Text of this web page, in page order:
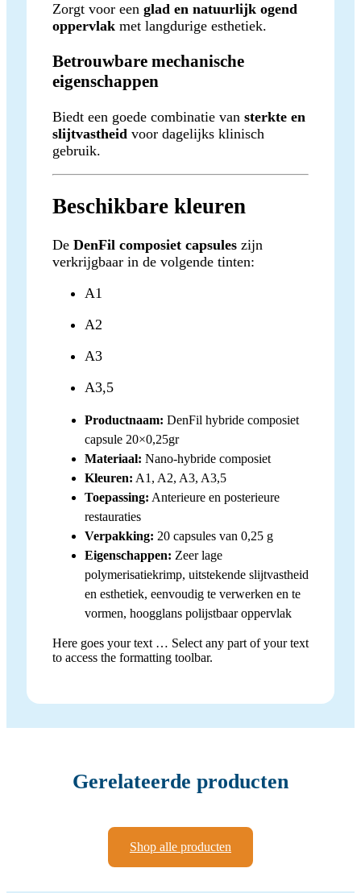
Zorgt voor een glad en natuurlijk ogend
oppervlak met langdurige esthetiek.
Betrouwbare mechanische
eigenschappen
Biedt een goede combinatie van sterkte en
slijtvastheid voor dagelijks klinisch
gebruik.
Beschikbare kleuren
De DenFil composiet capsules zijn
verkrijgbaar in de volgende tinten:
A1
A2
A3
A3,5
Productnaam: DenFil hybride composiet
capsule 20×0,25gr
Materiaal: Nano-hybride composiet
Kleuren: A1, A2, A3, A3,5
Toepassing: Anterieure en posterieure
restauraties
Verpakking: 20 capsules van 0,25 g
Eigenschappen: Zeer lage
polymerisatiekrimp, uitstekende slijtvastheid
en esthetiek, eenvoudig te verwerken en te
vormen, hoogglans polijstbaar oppervlak
Here goes your text … Select any part of your text
to access the formatting toolbar.
Gerelateerde producten
Shop alle producten